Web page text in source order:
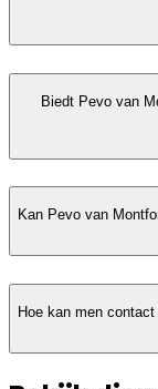
Biedt Pevo van
Kan Pevo van
Hoe kan men